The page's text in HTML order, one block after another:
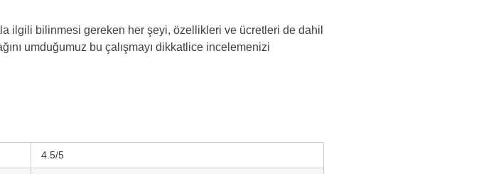
ilgili bilinmesi gereken her şeyi, özellikleri ve ücretleri de dahil
umduğumuz bu çalışmayı dikkatlice incelemenizi
4.5/5